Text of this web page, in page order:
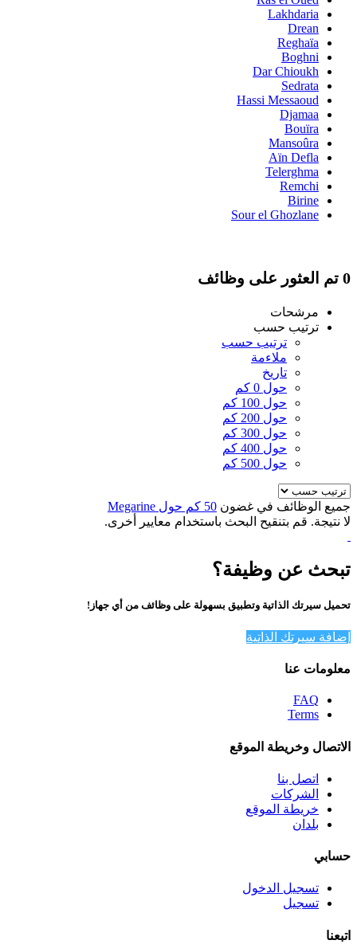
Lakhdaria
Drean
Reghaïa
Boghni
Dar Chioukh
Sedrata
Hassi Messaoud
Djamaa
Bouïra
Mansoûra
Aïn Defla
Telerghma
Remchi
Birine
Sour el Ghozlane
0 تم العثور على وظائف
مرشحات
ترتيب حسب
ترتيب حسب
ملاءمة
تاريخ
حول 0 كم
حول 100 كم
حول 200 كم
حول 300 كم
حول 400 كم
حول 500 كم
جميع الوظائف في غضون 50 كم حول Megarine
لا نتيجة. قم بتنقيح البحث باستخدام معايير أخرى.
تبحث عن وظيفة؟
تحميل سيرتك الذاتية وتطبيق بسهولة على وظائف من أي جهاز!
إضافة سيرتك الذاتية
معلومات عنا
FAQ
Terms
الاتصال وخريطة الموقع
اتصل بنا
الشركات
خريطة الموقع
بلدان
حسابي
تسجيل الدخول
تسجيل
اتبعنا